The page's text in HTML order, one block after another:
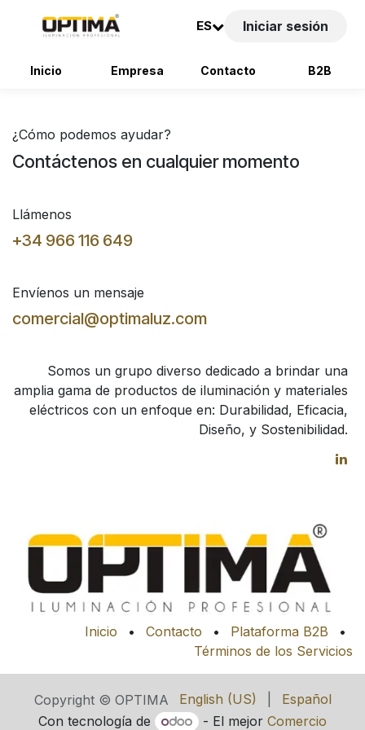
ES Iniciar sesión
Inicio Empresa Contacto B2B
¿Cómo podemos ayudar?
Contáctenos en cualquier momento
Llámenos
+34 966 116 649
Envíenos un mensaje
comercial@optimaluz.com
Somos un grupo diverso dedicado a brindar una
amplia gama de productos de iluminación y materiales
eléctricos con un enfoque en: Durabilidad, Eficacia,
Diseño, y Sostenibilidad.
Inicio • Contacto • Plataforma B2B
•
Términos de los Servicios
Copyright © OPTIMA English (US)
Español
Con tecnología de
- El mejorComercio